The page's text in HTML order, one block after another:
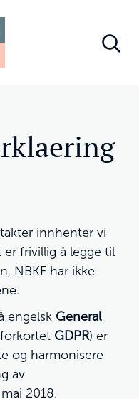
innhenter vi
frivillig å legge til
NBKF har ikke
engelsk General
GDPR) er
og harmonisere
av
2018.